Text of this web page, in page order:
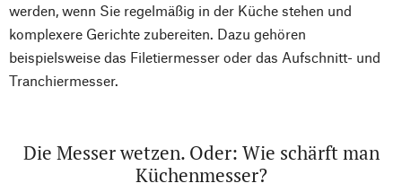
werden, wenn Sie regelmäßig in der Küche stehen und
komplexere Gerichte zubereiten. Dazu gehören
beispielsweise das Filetiermesser oder das Aufschnitt- und
Tranchiermesser.
Die Messer wetzen. Oder: Wie schärft man
Küchenmesser?